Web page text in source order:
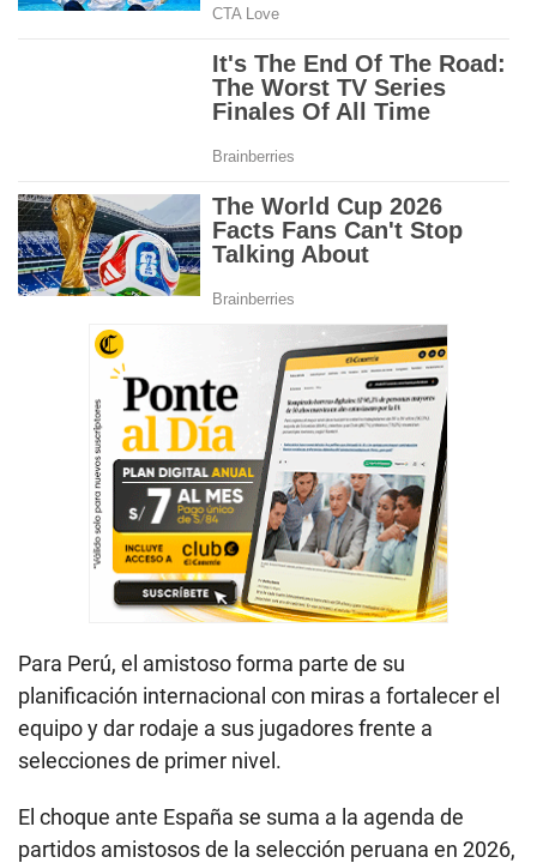
Para Perú, el amistoso forma parte de su
planificación internacional con miras a fortalecer el
equipo y dar rodaje a sus jugadores frente a
selecciones de primer nivel.
El choque ante España se suma a la agenda de
partidos amistosos de la selección peruana en 2026,